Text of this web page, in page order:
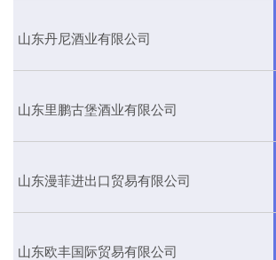
山东丹尼酒业有限公司
山东里鹏古堡酒业有限公司
山东漫菲进出口贸易有限公司
山东欧丰国际贸易有限公司